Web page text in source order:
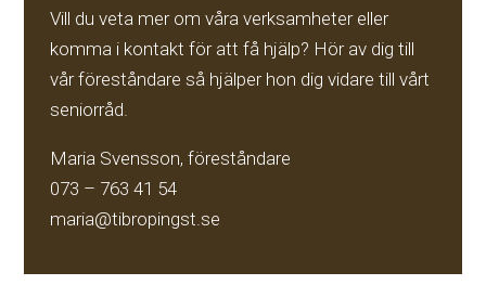
Vill du veta mer om våra verksamheter eller
komma i kontakt för att få hjälp? Hör av dig till
vår föreståndare så hjälper hon dig vidare till vårt
seniorråd.
Maria Svensson, föreståndare
073 – 763 41 54
maria@tibropingst.se